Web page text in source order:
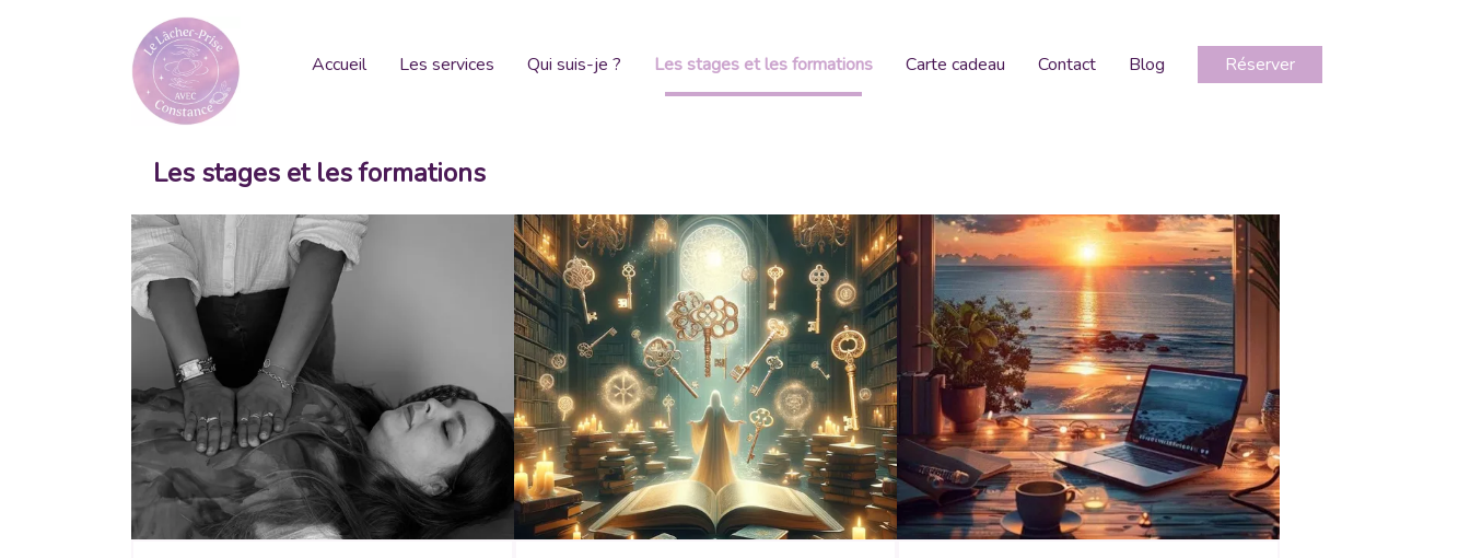
Accueil Les services Qui suis-je ? Les stages et les formations Carte cadeau Contact Blog Réserver
Les stages et les formations